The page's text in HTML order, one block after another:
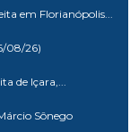
em Florianópolis...
08/26)
de Içara,...
Sônego